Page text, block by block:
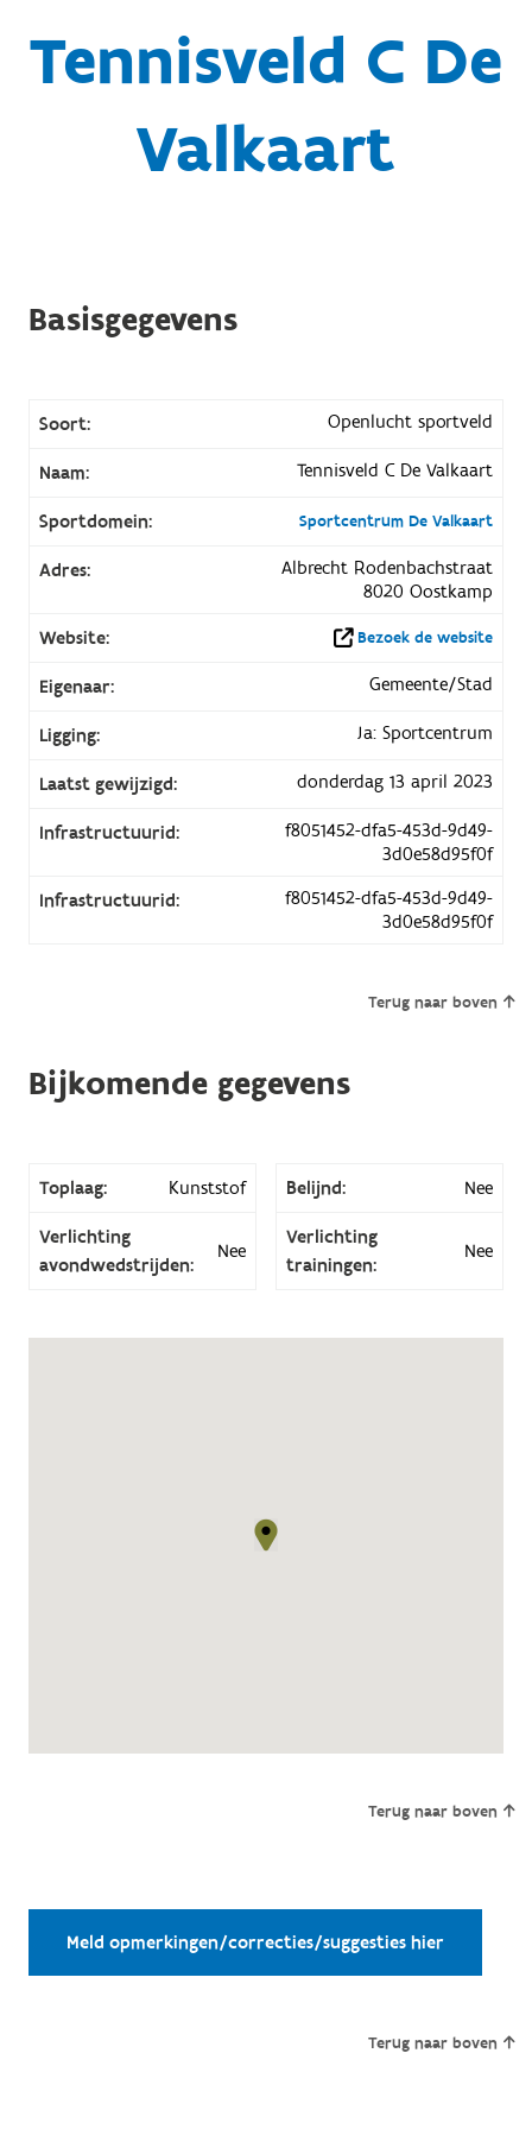
Tennisveld C De
Valkaart
Basisgegevens
Soort: Openlucht sportveld
Naam: Tennisveld C De Valkaart
Sportdomein: Sportcentrum De Valkaart
Adres:
Albrecht Rodenbachstraat
8020 Oostkamp
Website:
Bezoek de website
Eigenaar: Gemeente/Stad
Ligging: Ja: Sportcentrum
Laatst gewijzigd: donderdag 13 april 2023
Infrastructuurid:
f8051452-dfa5-453d-9d49-
3d0e58d95f0f
Infrastructuurid:
f8051452-dfa5-453d-9d49-
3d0e58d95f0f
Terug naar boven
Bijkomende gegevens
Toplaag: Kunststof Belijnd: Nee
Verlichting
avondwedstrijden:
Nee
Verlichting
trainingen:
Nee
Terug naar boven
Meld opmerkingen/correcties/suggesties hier
Terug naar boven